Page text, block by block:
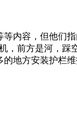
内容，但他们
，前方是河，踩
地方安装护栏